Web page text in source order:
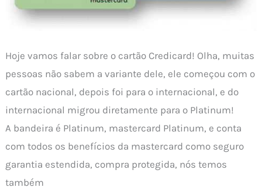
Hoje vamos falar sobre o cartão Credicard! Olha, muitas
pessoas não sabem a variante dele, ele começou com o
cartão nacional, depois foi para o internacional, e do
internacional migrou diretamente para o Platinum!
A bandeira é Platinum, mastercard Platinum, e conta
com todos os benefícios da mastercard como seguro
garantia estendida, compra protegida, nós temos
também